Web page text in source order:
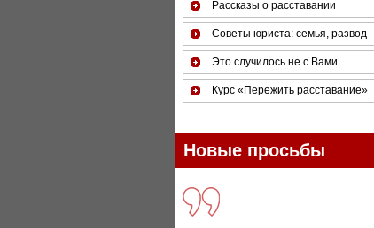
Рассказы о расставании
Советы юриста: семья, развод
Это случилось не с Вами
Курс «Пережить расставание»
Новые просьбы